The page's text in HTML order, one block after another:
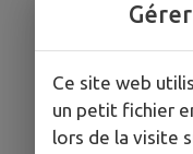
Ce site web
un petit fichier
lors de la visite